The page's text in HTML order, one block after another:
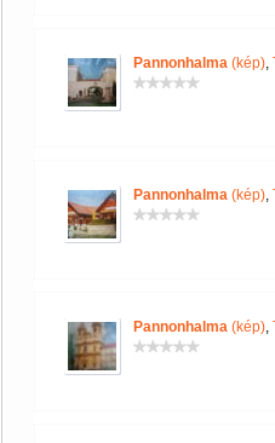
Pannonhalma (kép),
Pannonhalma (kép),
Pannonhalma (kép),